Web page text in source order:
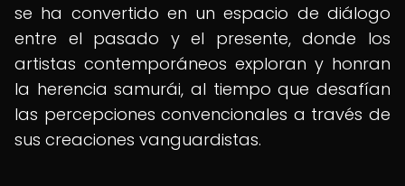
se ha convertido en un espacio de diálogo
entre el pasado y el presente, donde los
artistas contemporáneos exploran y honran
la herencia samurái, al tiempo que desafían
las percepciones convencionales a través de
sus creaciones vanguardistas.